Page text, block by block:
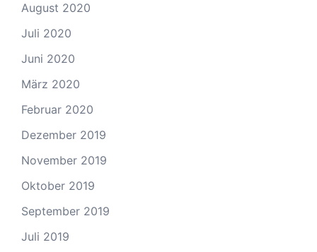
August 2020
Juli 2020
Juni 2020
März 2020
Februar 2020
Dezember 2019
November 2019
Oktober 2019
September 2019
Juli 2019